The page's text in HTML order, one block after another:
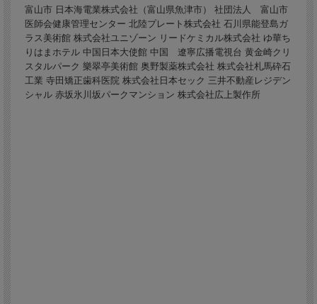
富山市 日本海電業株式会社（富山県魚津市） 社団法人 富山市
医師会健康管理センター 北陸プレート株式会社 石川県能登島ガ
ラス美術館 株式会社ユニゾーン リードケミカル株式会社 ゆ華ち
りはまホテル 中国日本大使館 中国 遼寧広播電視台 黄金崎クリ
スタルパーク 樂翠亭美術館 奥野製薬株式会社 株式会社札馬砕石
工業 寺田矯正歯科医院 株式会社日本セック 三井不動産レジデン
シャル 赤坂氷川坂パークマンション 株式会社広上製作所